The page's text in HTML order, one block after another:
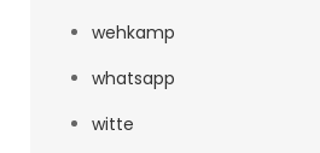
wehkamp
whatsapp
witte